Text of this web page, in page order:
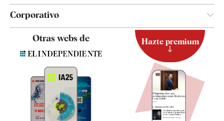
Corporativo
Contacto
Quiénes somos
Especificaciones
Otras webs de Hazte premium